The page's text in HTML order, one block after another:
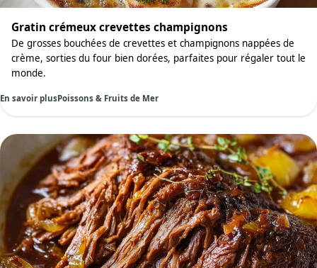
Gratin crémeux crevettes champignons
De grosses bouchées de crevettes et champignons nappées de
crème, sorties du four bien dorées, parfaites pour régaler tout le
monde.
En savoir plusPoissons & Fruits de Mer